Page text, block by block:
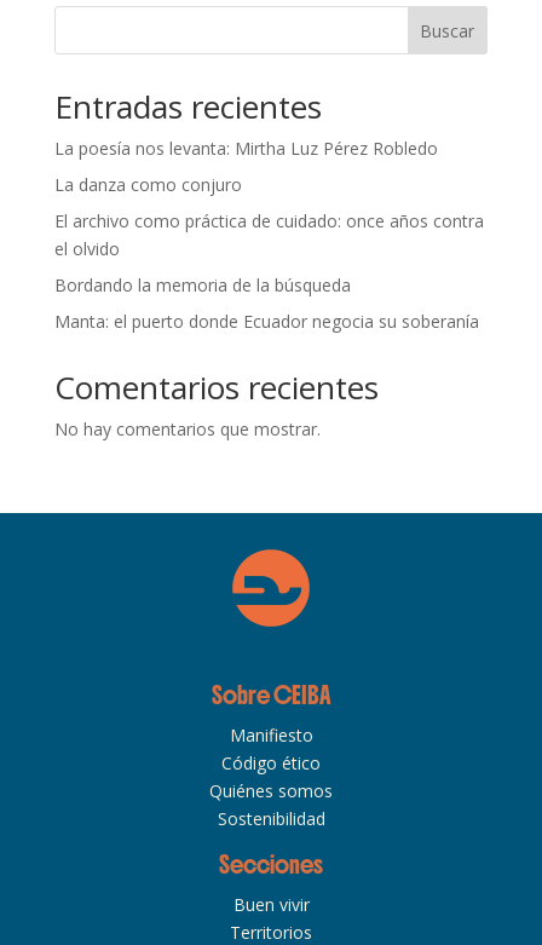
Buscar
Entradas recientes
La poesía nos levanta: Mirtha Luz Pérez Robledo
La danza como conjuro
El archivo como práctica de cuidado: once años contra
el olvido
Bordando la memoria de la búsqueda
Manta: el puerto donde Ecuador negocia su soberanía
Comentarios recientes
No hay comentarios que mostrar.
Sobre CEIBA
Manifiesto
Código ético
Quiénes somos
Sostenibilidad
Secciones
Buen vivir
Territorios